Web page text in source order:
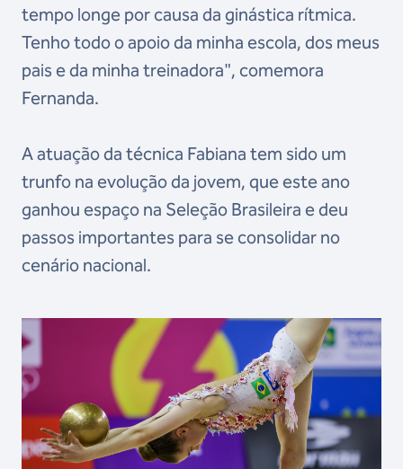
tempo longe por causa da ginástica rítmica.
Tenho todo o apoio da minha escola, dos meus
pais e da minha treinadora", comemora
Fernanda.
A atuação da técnica Fabiana tem sido um
trunfo na evolução da jovem, que este ano
ganhou espaço na Seleção Brasileira e deu
passos importantes para se consolidar no
cenário nacional.